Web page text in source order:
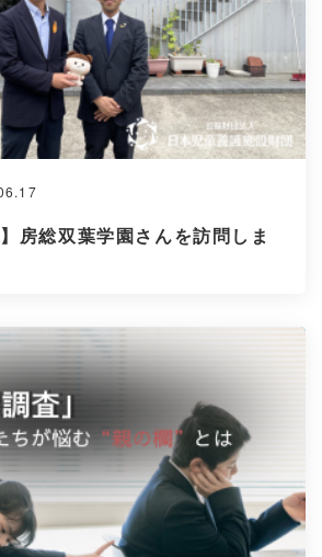
房総双葉学園さんを訪問しま